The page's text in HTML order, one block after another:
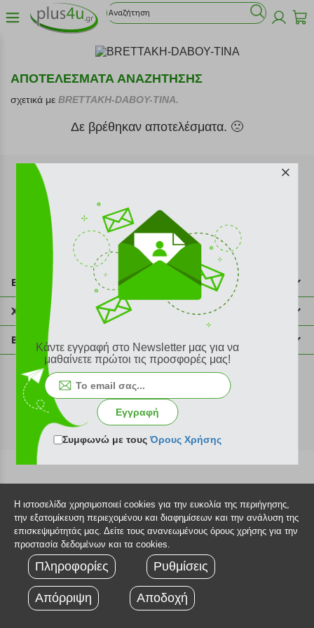
ΑΠΟΤΕΛΕΣΜΑΤΑ ΑΝΑΖΗΤΗΣΗΣ
σχετικά με BRETTAKH-DABOY-TINA.
Δε βρέθηκαν αποτελέσματα. 🙁
Εγγραφή στο newsletter
Επικοινωνία
211 2000 700
info@plus4u.gr
Χρήσιμες πληροφορίες
Η εταιρία
Σημεία παραλαβής
Ευκαιρίες καριέρας
Όροι χρήσης
Sitemap
Βοήθεια
Εξέλιξη παραγγελίας
Τρόποι παραγγελίας
Τρόποι πληρωμής
Τρόποι αποστολής
Πολιτική επιστροφών
Τεχνική υποστήριξη
©2026 Plus4u.gr
Κάντε εγγραφή στο Newsletter μας για να
μαθαίνετε πρώτοι τις προσφορές μας!
Εγγραφή
Συμφωνώ με τουςΌρους Χρήσης
Η ιστοσελίδα χρησιμοποιεί cookies για την ευκολία της περιήγησης,
την εξατομίκευση περιεχομένου και διαφημίσεων και την ανάλυση της
επισκεψιμότητάς μας. Δείτε τους ανανεωμένους όρους χρήσης για την
προστασία δεδομένων και τα cookies.
Πληροφορίες Ρυθμίσεις
Απόρριψη Αποδοχή